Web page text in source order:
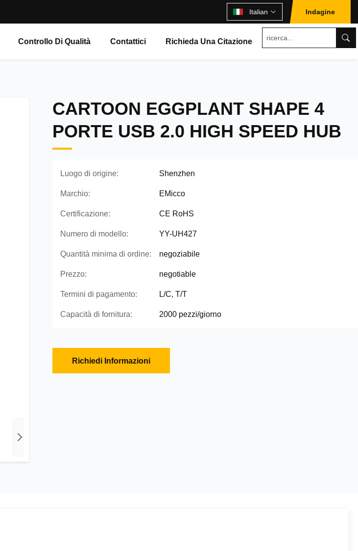
Italian Indagine
Controllo Di Qualità Contattici Richieda Una Citazione
CARTOON EGGPLANT SHAPE 4
PORTE USB 2.0 HIGH SPEED HUB
Luogo di origine: Shenzhen
Marchio: EMicco
Certificazione: CE RoHS
Numero di modello: YY-UH427
Quantità minima di ordine: negoziabile
Prezzo: negotiable
Termini di pagamento: L/C, T/T
Capacità di fornitura: 2000 pezzi/giorno
Richiedi Informazioni